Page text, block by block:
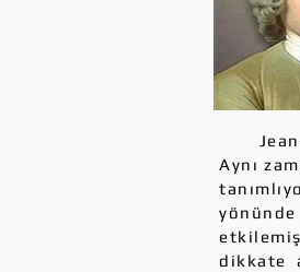
Jean-
Aynı
dikkate